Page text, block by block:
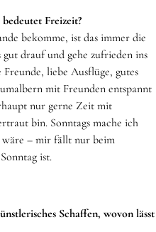
Freizeit?
bekomme, ist das immer die
drauf und gehe zufrieden ins
liebe Ausflüge, gutes
mit Freunden entspannt
nur gerne Zeit mit
bin. Sonntags mache ich
wäre – mir fällt nur beim
ist.
Schaffen, wovon lässt